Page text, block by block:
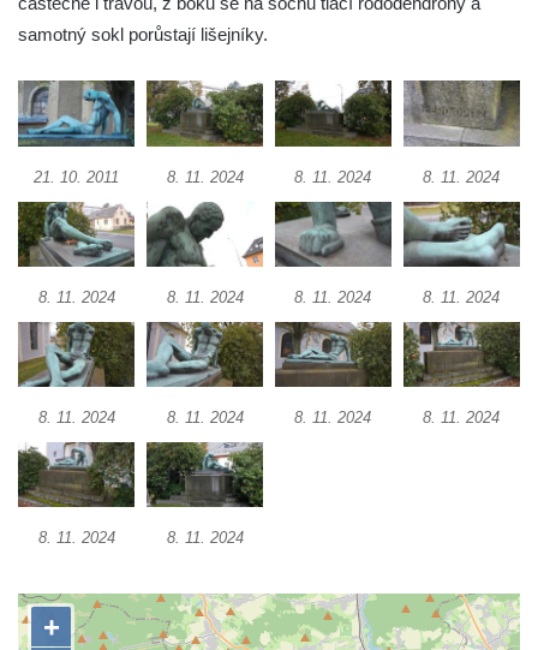
Chlumčanech
Hrob Josefa Fořta na hřbitově v
Chlumčanech
Hrob vojáků Rudé armády na hřbitově v
Chlumčanech
Hrob Arnošta a Václava Šůmových na
hřbitově v Chlumčanech
Pomník obětem 1. a 2. světové války v
Pomník obětem 1. a 2. světové války ve
Vlčím
Pomník obětem 1. a 2. světové války v
Blšanech u Loun
Hrob Františka Vozgy na hřbitově ve Veltěži
Hrob Josefa Lešáka na hřbitově ve Veltěži
Hrob Karla Salače na hřbitově ve Veltěži
Veltěži
Hrob Zdeňka Kalouše na hřbitově ve Veltěži
samotný sokl porůstají lišejníky.
21. 10. 2011 8. 11. 2024 8. 11. 2024 8. 11. 2024
8. 11. 2024 8. 11. 2024 8. 11. 2024 8. 11. 2024
8. 11. 2024 8. 11. 2024 8. 11. 2024 8. 11. 2024
8. 11. 2024 8. 11. 2024